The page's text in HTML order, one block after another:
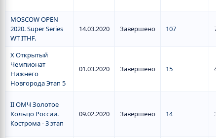
MOSCOW OPEN
2020. Super Series
WT ITHF.
14.03.2020 Завершено 107 77
X Открытый
Чемпионат
Нижнего
Новгорода Этап 5
01.03.2020 Завершено 15 4
II ОМЧ Золотое
Кольцо России.
Кострома - 3 этап
09.02.2020 Завершено 14 3